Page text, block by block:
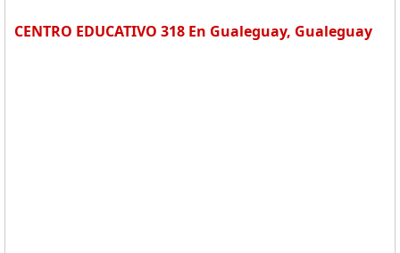
CENTRO EDUCATIVO 318 En Gualeguay, Gualeguay